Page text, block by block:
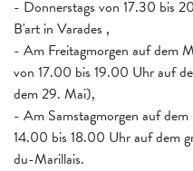
- Donnerstags von 17.30 bis
B'art in Varades ,
- Am Freitagmorgen auf dem
von 17.00 bis 19.00 Uhr auf
dem 29. Mai),
- Am Samstagmorgen auf
14.00 bis 18.00 Uhr auf dem
du-Marillais.